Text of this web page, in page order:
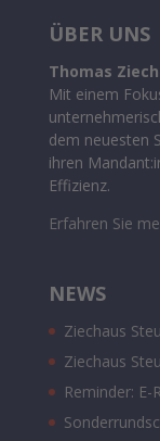
ÜBER UNS
Thomas
Mit einem
dem neuesten
ihren
Effizienz.
Erfahren Sie
NEWS
Ziechaus
Ziechaus
Reminder: